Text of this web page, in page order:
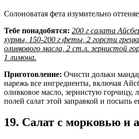
Солоноватая фета изумительно
Тебе понадобятся: 200 г салата
хурмы, 150-200 г феты, 2 горсти
оливкового масла, 2 ст.л. зернистой
1 лимона.
Приготовление: Очисти дольки
нарежь все ингредиенты, включая
оливковое масло, зернистую
полей салат этой заправкой и посыпь
19. Салат с морковью и